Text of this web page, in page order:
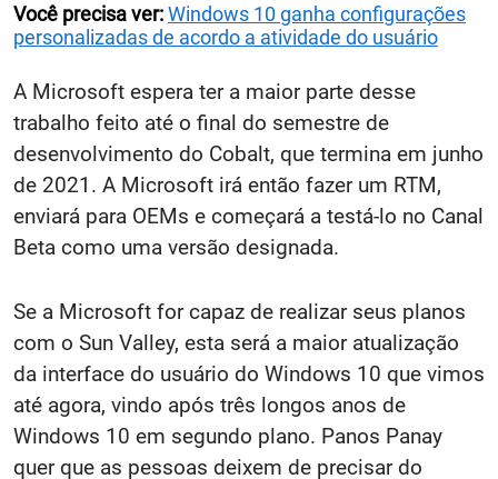
Você precisa ver:Windows 10 ganha configurações
personalizadas de acordo a atividade do usuário
A Microsoft espera ter a maior parte desse
trabalho feito até o final do semestre de
desenvolvimento do Cobalt, que termina em junho
de 2021. A Microsoft irá então fazer um RTM,
enviará para OEMs e começará a testá-lo no Canal
Beta como uma versão designada.
Se a Microsoft for capaz de realizar seus planos
com o Sun Valley, esta será a maior atualização
da interface do usuário do Windows 10 que vimos
até agora, vindo após três longos anos de
Windows 10 em segundo plano. Panos Panay
quer que as pessoas deixem de precisar do